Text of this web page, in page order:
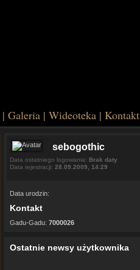
| Galeria | Wideoteka | Kontakt
sebogothic
Data ostatniego logowania: Brak daty
Data rejestracji: 28.09.2009, 14:29
Data urodzin:
Kontakt
Gadu-Gadu: 7000026
Ostatnie newsy użytkownika